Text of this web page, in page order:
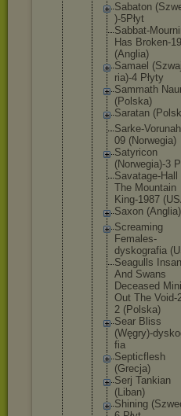
Sabaton
)-5Płyt
Sabbat-M
Has Broken-1
(Anglia)
Samael
ria)-4 Płyty
Sammath
(Polska)
Saratan
Sarke-Vo
09 (Norwegia)
Satyricon
(Norwegia)-3
Savatage-Hall
The Mountain
King-1987
Saxon (Anglia)
Screaming
Females-
dyskografia
Seagulls
And Swans
Deceased
Out The Void-
2 (Polska)
Sear Bliss
(Węgry)-
fia
Septicfl esh
(Grecja)
Serj Tankian
(Liban)
Shining